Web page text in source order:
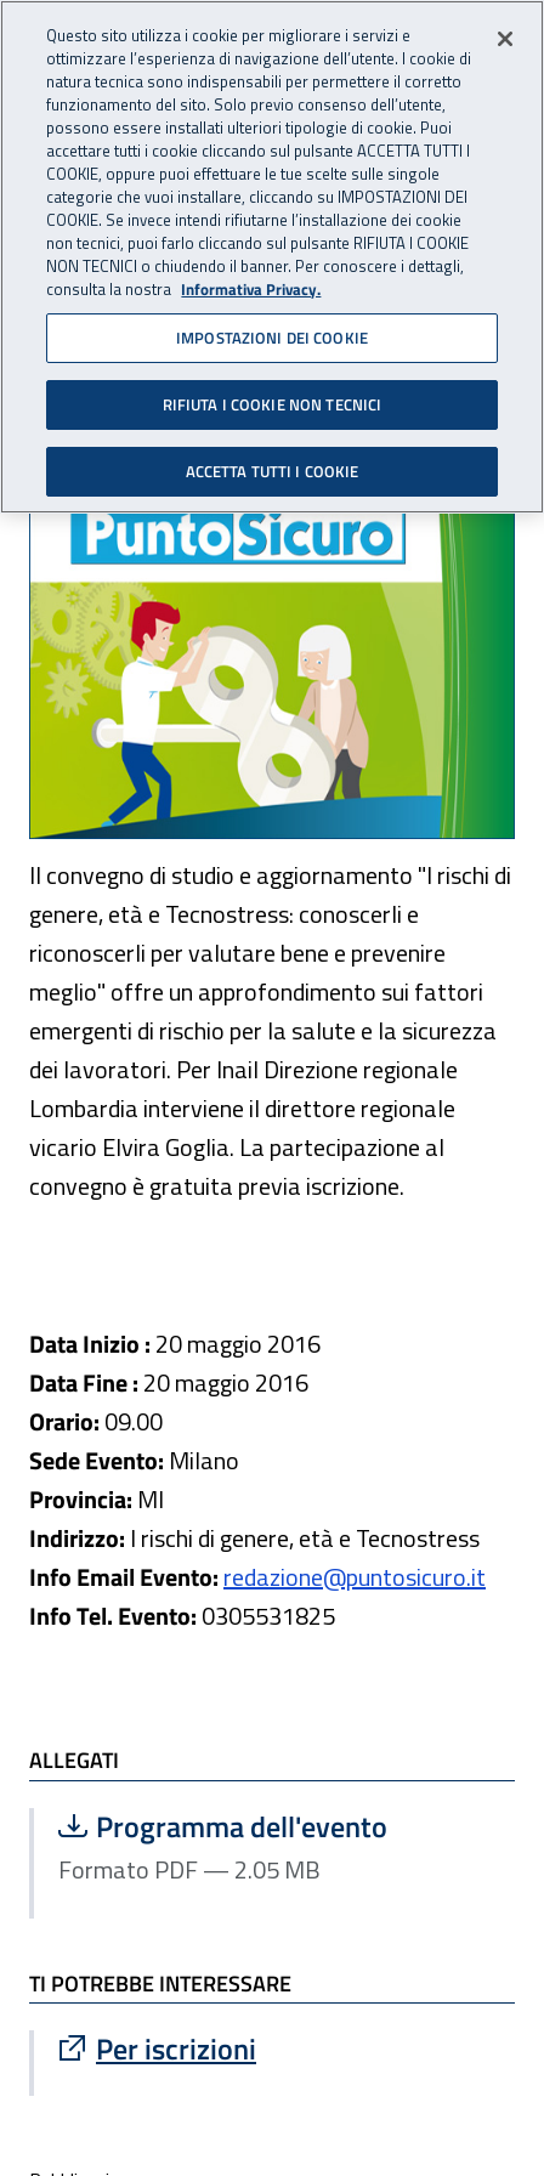
INAIL - Istituto Nazionale
Apri cerca
Navigazione principale
Navigazione - Ti trovi in:
Home Inail comunica Eventi
20 maggio 2016
Convegno - I rischi di
genere, età e Tecnostress
Convegno - I rischi di genere, età e
Il convegno di studio e aggiornamento "I rischi di
genere, età e Tecnostress: conoscerli e
riconoscerli per valutare bene e prevenire
meglio" offre un approfondimento sui fattori
emergenti di rischio per la salute e la sicurezza
dei lavoratori. Per Inail Direzione regionale
Lombardia interviene il direttore regionale
vicario Elvira Goglia. La partecipazione al
convegno è gratuita previa iscrizione.
Data Inizio :20 maggio 2016
Data Fine :20 maggio 2016
Orario:09.00
Sede Evento: Milano
Provincia: MI
Indirizzo: I rischi di genere, età e Tecnostress
Info Email Evento:redazione@puntosicuro.it
Info Tel. Evento:0305531825
ALLEGATI e TI POTREBBE INTERESSARE
ALLEGATI
Scarica file:
Programma dell'evento
Formato PDF — Dimensione 2.05 MB
Formato PDF — 2.05 MB
TI POTREBBE INTERESSARE
Per iscrizioni
Sito esterno : apre una nuova finestra
Questo sito utilizza i cookie per migliorare i servizi e
ottimizzare l’esperienza di navigazione dell’utente. I cookie di
natura tecnica sono indispensabili per permettere il corretto
funzionamento del sito. Solo previo consenso dell’utente,
possono essere installati ulteriori tipologie di cookie. Puoi
accettare tutti i cookie cliccando sul pulsante ACCETTA TUTTI I
COOKIE, oppure puoi effettuare le tue scelte sulle singole
categorie che vuoi installare, cliccando su IMPOSTAZIONI DEI
COOKIE. Se invece intendi rifiutarne l’installazione dei cookie
non tecnici, puoi farlo cliccando sul pulsante RIFIUTA I COOKIE
NON TECNICI o chiudendo il banner. Per conoscere i dettagli,
consulta la nostra Informativa Privacy.
IMPOSTAZIONI DEI COOKIE
RIFIUTA I COOKIE NON TECNICI
ACCETTA TUTTI I COOKIE